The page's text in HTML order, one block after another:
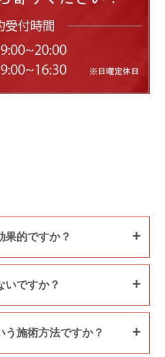
果的ですか？
いですか？
う施術方法ですか？